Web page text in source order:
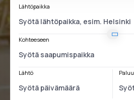
Lähtöpaikka
Kohteeseen
Lähtö Paluu